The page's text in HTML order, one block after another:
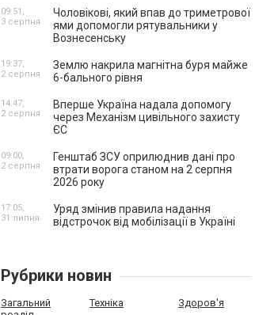
Чоловікові, який впав до триметрової
ями допомогли рятувальники у
Вознесенську
09:51,
3 серпня
Землю накрила магнітна буря майже
6-бального рівня
19:37,
2 серпня
Вперше Україна надала допомогу
через Механізм цивільного захисту
ЄС
14:47,
2 серпня
Генштаб ЗСУ оприлюднив дані про
втрати ворога станом на 2 серпня
2026 року
09:00,
2 серпня
Уряд змінив правила надання
відстрочок від мобілізації в Україні
17:05,
31 липня
Рубрики новин
Загальний
Техніка Здоров'я